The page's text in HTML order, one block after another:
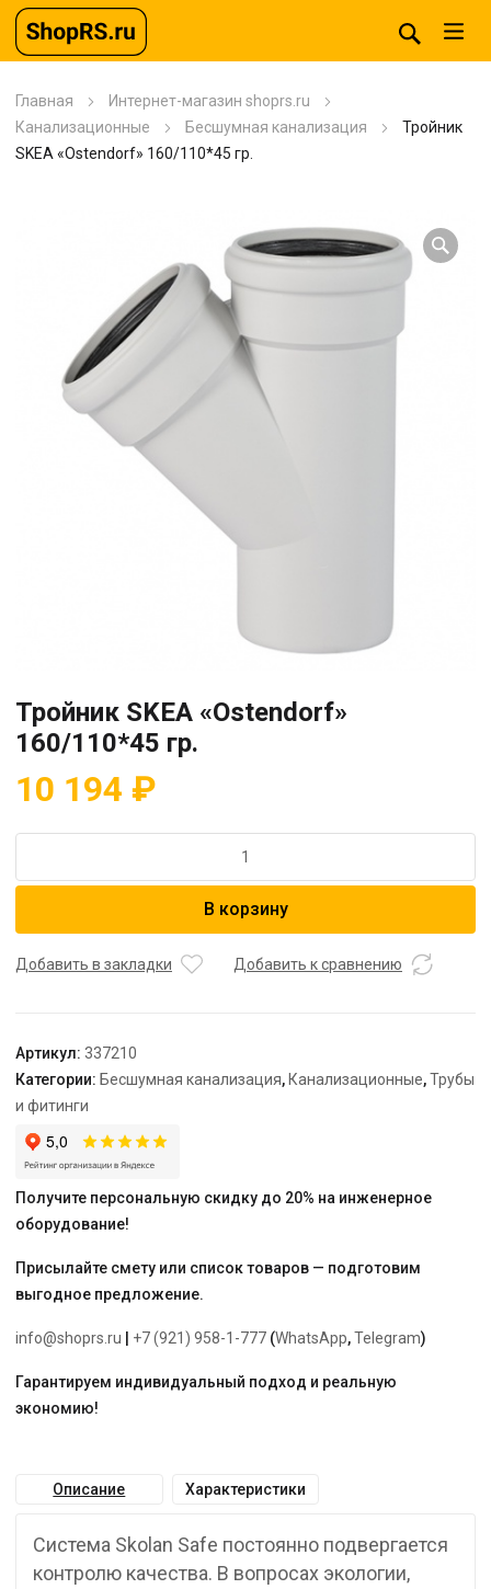
Главная
Интернет-магазин shoprs.ru
Канализационные
Бесшумная канализация
Тройник
SKEA «Ostendorf» 160/110*45 гр.
Тройник SKEA «Ostendorf»
160/110*45 гр.
10 194 ₽
Тройник
160/110*45
В корзину
Добавить в закладки Добавить к сравнению
Артикул: 337210
Категории: Бесшумная канализация, Канализационные,Трубы
и фитинги
Получите персональную скидку до 20% на инженерное
оборудование!
Присылайте смету или список товаров — подготовим
выгодное предложение.
info@shoprs.ru +7 (921) 958-1-777 (WhatsApp,Telegram)
Гарантируем индивидуальный подход и реальную
экономию!
Описание Характеристики
Система Skolan Safe постоянно подвергается
контролю качества. В вопросах экологии,